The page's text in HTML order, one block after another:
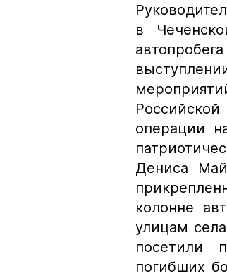
в
операции
Дениса
колонне
улицам
посетили
погибших